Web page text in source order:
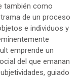
también como
de un proceso
e individuos y
emprende un
del que emanan
guiado